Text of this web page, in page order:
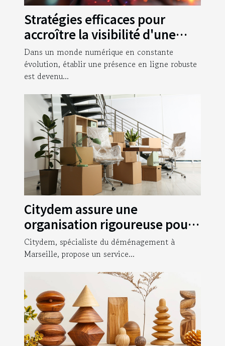
Stratégies efficaces pour
accroître la visibilité d'une
entreprise en ligne
Dans un monde numérique en constante
évolution, établir une présence en ligne robuste
est devenu...
Citydem assure une
organisation rigoureuse pour
votre déménagement
d’entreprise à Marseille !
Citydem, spécialiste du déménagement à
Marseille, propose un service...